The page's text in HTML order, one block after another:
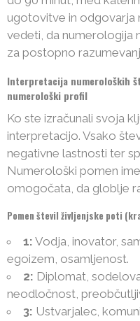
ugotovitve in odgovarja
vedeti, da numerologija
za postopno
Interpretacija numeroloških
numerološki profil
Ko ste izračunali svoja
interpretacijo. Vsako
negativne lastnosti ter
Numerološki pomen
omogočata, da globlje
Pomen števil življenjske poti
1: Vodja, inovator,
egoizem, osamljenost.
2: Diplomat,
neodločnost,
3: Ustvarjalec,